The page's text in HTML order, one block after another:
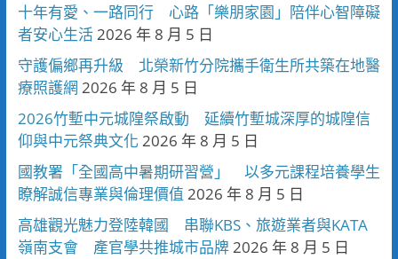
十年有愛、一路同行 心路「樂朋家園」陪伴心智障礙
者安心生活2026 年 8 月 5 日
守護偏鄉再升級 北榮新竹分院攜手衛生所共築在地醫
療照護網 2026 年 8 月 5 日
2026竹塹中元城隍祭啟動 延續竹塹城深厚的城隍信
仰與中元祭典文化 2026 年 8 月 5 日
國教署「全國高中暑期研習營」 以多元課程培養學生
瞭解誠信專業與倫理價值 2026 年 8 月 5 日
高雄觀光魅力登陸韓國 串聯KBS、旅遊業者與KATA
嶺南支會 產官學共推城市品牌2026 年 8 月 5 日